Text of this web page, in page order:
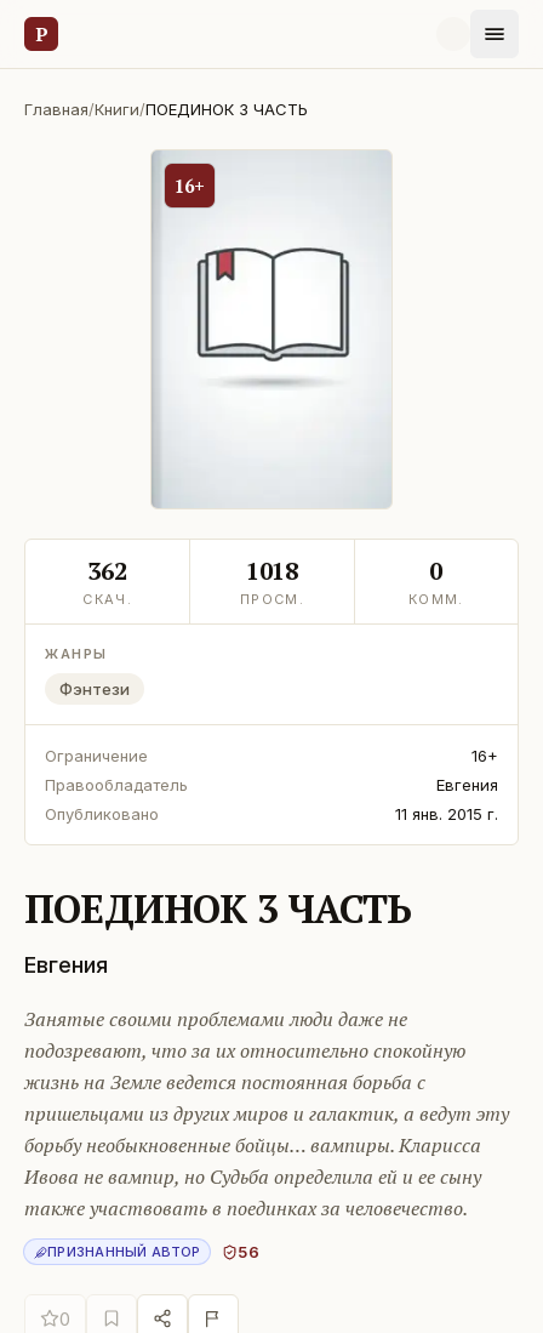
Р
Главная/Книги/ПОЕДИНОК 3 ЧАСТЬ
16+
362
СКАЧ.
1018
ПРОСМ.
0
КОММ.
ЖАНРЫ
Фэнтези
Ограничение
16+
Правообладатель
Евгения
Опубликовано
11 янв. 2015 г.
ПОЕДИНОК 3 ЧАСТЬ
Евгения
Занятые своими проблемами люди даже не
подозревают, что за их относительно спокойную
жизнь на Земле ведется постоянная борьба с
пришельцами из других миров и галактик, а ведут эту
борьбу необыкновенные бойцы… вампиры. Кларисса
Ивова не вампир, но Судьба определила ей и ее сыну
также участвовать в поединках за человечество.
ПРИЗНАННЫЙ АВТОР 56
0